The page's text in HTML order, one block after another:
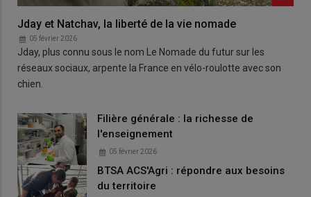
Jday et Natchav, la liberté de la vie nomade
05 février 2026
Jday, plus connu sous le nom Le Nomade du futur sur les
réseaux sociaux, arpente la France en vélo-roulotte avec son
chien.
Filière générale : la richesse de
l'enseignement
05 février 2026
BTSA ACS'Agri : répondre aux besoins
du territoire